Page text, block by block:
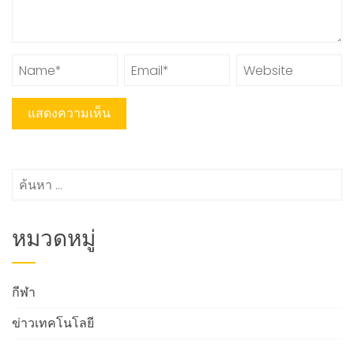
ค้นหา
หมวดหมู่
กีฬา
ข่าวเทคโนโลยี